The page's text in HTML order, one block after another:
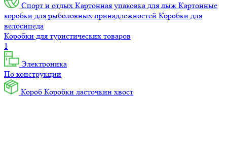
Спорт и отдых Картонная упаковка для лыж Картонные
коробки для рыболовных принадлежностей Коробки для
велосипеда
Коробки для туристических товаров
1
Электроника
По конструкции
Короб Коробки ласточкин хвост